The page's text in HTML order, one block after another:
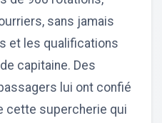
sans jamais
et les qualifications
capitaine. Des
lui ont confié
cette supercherie qui